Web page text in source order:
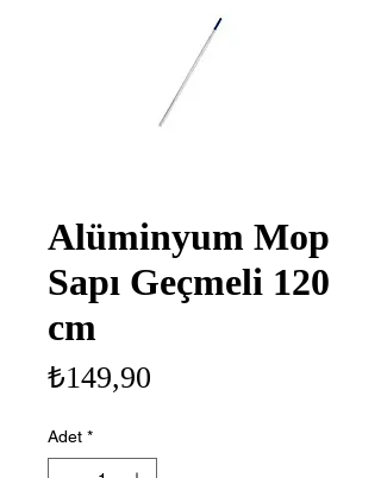
Alüminyum Mop
Sapı Geçmeli 120
cm
₺149,90
Adet *